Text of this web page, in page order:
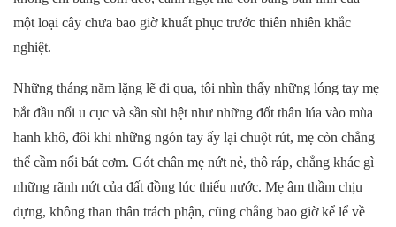
một loại cây chưa bao giờ khuất phục trước thiên nhiên khắc
nghiệt.
Những tháng năm lặng lẽ đi qua, tôi nhìn thấy những lóng tay mẹ
bắt đầu nổi u cục và sần sùi hệt như những đốt thân lúa vào mùa
hanh khô, đôi khi những ngón tay ấy lại chuột rút, mẹ còn chẳng
thể cầm nổi bát cơm. Gót chân mẹ nứt nẻ, thô ráp, chẳng khác gì
những rãnh nứt của đất đồng lúc thiếu nước. Mẹ âm thầm chịu
đựng, không than thân trách phận, cũng chẳng bao giờ kể lể về